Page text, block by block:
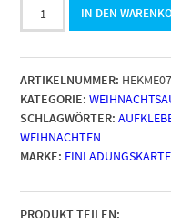
48
Geschenkaufkleber
-
FÜR
DICH
Pinguin
Geschenk
-
Aufkleber
für
IN DEN
ARTIKELNUMMER:
KATEGORIE:
SCHLAGWÖRTER:
WEIHNACHTEN
MARKE:
PRODUKT TEILEN: